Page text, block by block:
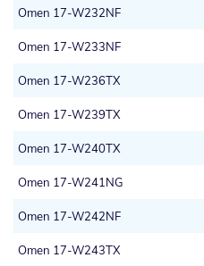
Omen 17-W232NF
Omen 17-W233NF
Omen 17-W236TX
Omen 17-W239TX
Omen 17-W240TX
Omen 17-W241NG
Omen 17-W242NF
Omen 17-W243TX